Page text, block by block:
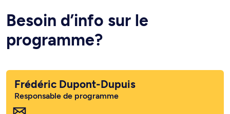
Besoin d’info sur le
programme?
Frédéric Dupont-Dupuis
Responsable de programme